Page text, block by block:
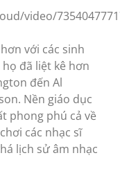
video/
với các sinh
đã liệt kê hơn
đến Al
Nền giáo dục
phong phú cả về
các nhạc sĩ
lịch sử âm nhạc